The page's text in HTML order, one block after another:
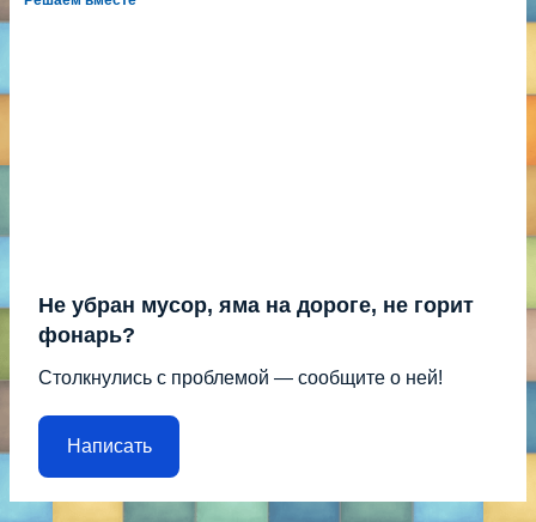
Не убран мусор, яма на дороге, не горит
фонарь?
Столкнулись с проблемой — сообщите о ней!
Написать